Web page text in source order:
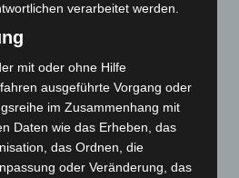
21 neue
starten beim Roten
verarbeitet werden.
mit oder ohne Hilfe
ausgeführte Vorgang oder
im Zusammenhang mit
Daten wie das Erheben, das
das Ordnen, die
oder Veränderung, das